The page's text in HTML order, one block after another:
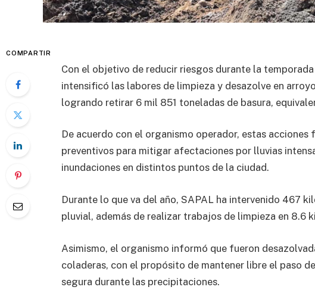
COMPARTIR
Con el objetivo de reducir riesgos durante la
intensificó las labores de limpieza y desazolve en
logrando retirar 6 mil 851 toneladas de basura,
De acuerdo con el organismo operador, estas
preventivos para mitigar afectaciones por lluvias
inundaciones en distintos puntos de la ciudad.
Durante lo que va del año, SAPAL ha intervenido 467
pluvial, además de realizar trabajos de limpieza en 8.6
Asimismo, el organismo informó que fueron
coladeras, con el propósito de mantener libre el paso
segura durante las precipitaciones.